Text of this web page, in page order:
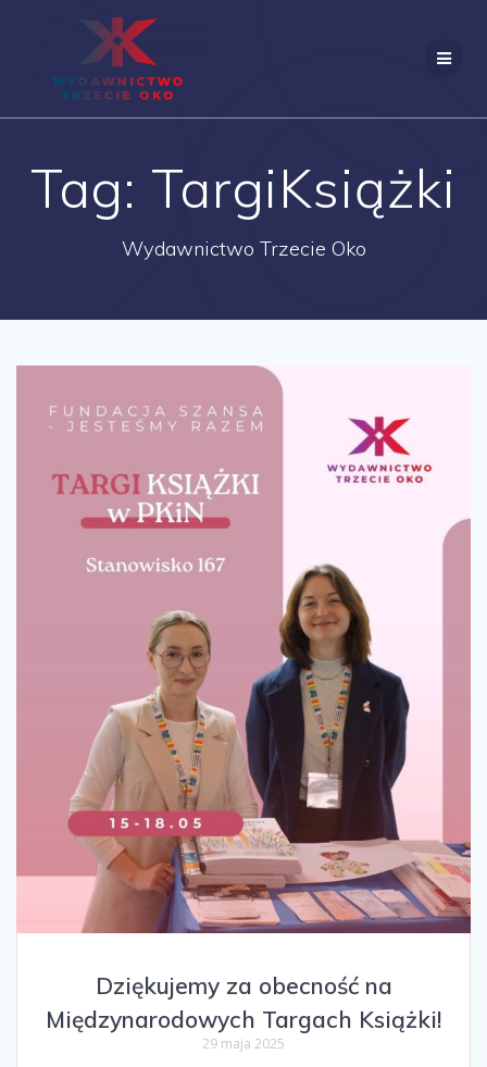
Tag: TargiKsiążki
Wydawnictwo Trzecie Oko
Dziękujemy za obecność na
Międzynarodowych Targach Książki!
29 maja 2025